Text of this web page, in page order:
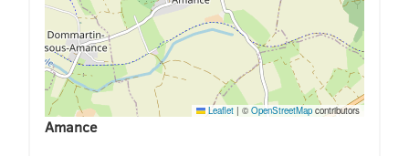
Leaflet | ©OpenStreetMap contributors
Amance